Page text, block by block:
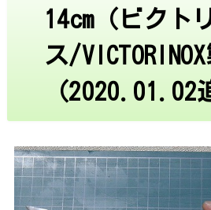
14cm（ビクト
ス/
（2020.01.02